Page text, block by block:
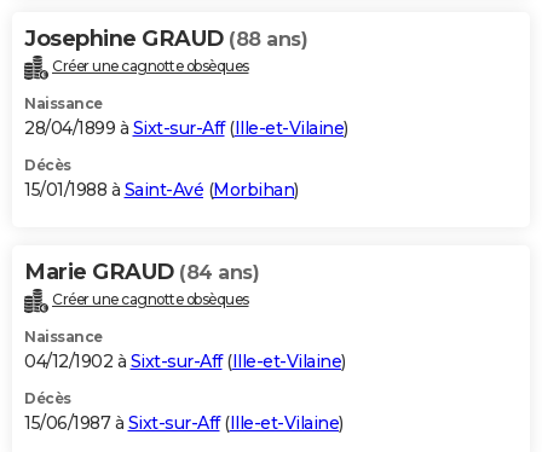
Josephine GRAUD (88 ans)
Créer une cagnotte obsèques
Naissance
28/04/1899 à Sixt-sur-Aff(Ille-et-Vilaine)
Décès
15/01/1988 à Saint-Avé (Morbihan)
Marie GRAUD (84 ans)
Créer une cagnotte obsèques
Naissance
04/12/1902 à Sixt-sur-Aff(Ille-et-Vilaine)
Décès
15/06/1987 à Sixt-sur-Aff(Ille-et-Vilaine)